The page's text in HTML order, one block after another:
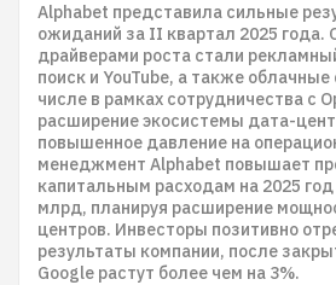
Alphabet представила сильные
ожиданий за II квартал 2025 года.
драйверами роста стали
поиск и YouTube, а также
числе в рамках сотрудничества с
расширение экосистемы дата-
повышенное давление на
менеджмент Alphabet повышает
капитальным расходам на 2025
млрд, планируя расширение
центров. Инвесторы позитивно
результаты компании, после
Google растут более чем на 3%.